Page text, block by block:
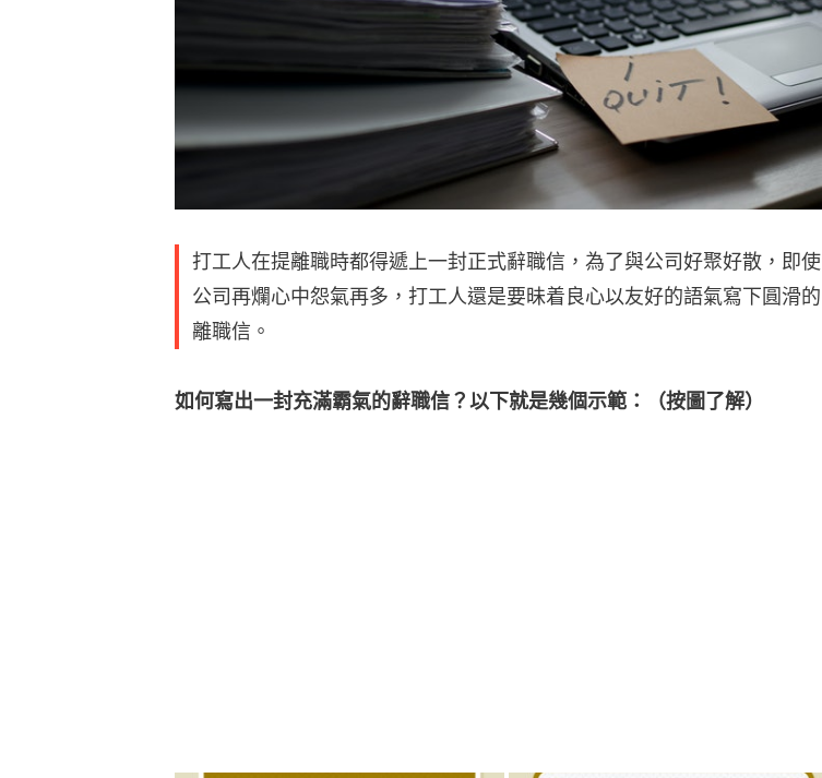
打工人在提離職時都得遞上一封正式辭職信，為了與公司好聚好散，即使
公司再爛心中怨氣再多，打工人還是要昧着良心以友好的語氣寫下圓滑的
離職信。
如何寫出一封充滿霸氣的辭職信？以下就是幾個示範：（按圖了解）